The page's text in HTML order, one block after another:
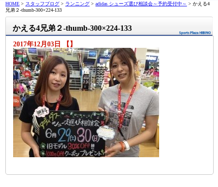
HOME > スタッフブログ > ランニング >adidas シューズ選び相談会～予約受付中～ >かえる4
兄弟２-thumb-300×224-133
かえる4兄弟２-thumb-300×224-133
2017年12月03日 【】